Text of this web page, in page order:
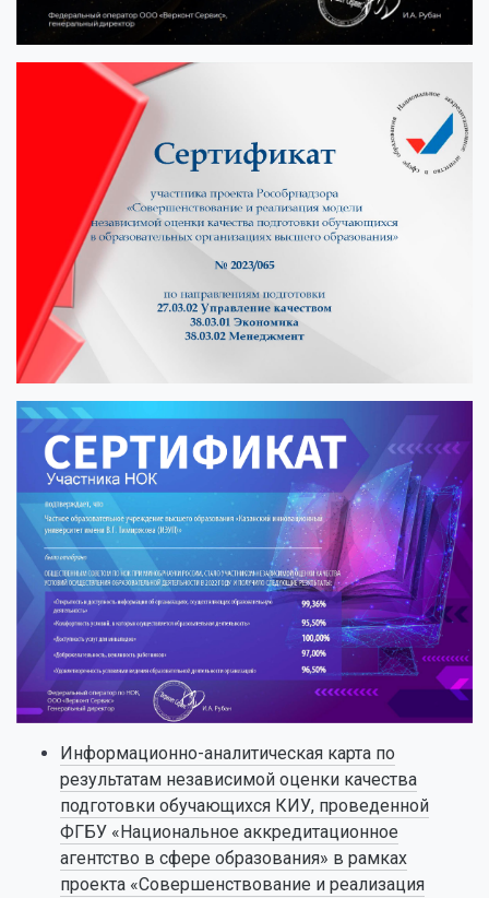
Информационно-аналитическая карта по
результатам независимой оценки качества
подготовки обучающихся КИУ, проведенной
ФГБУ «Национальное аккредитационное
агентство в сфере образования» в рамках
проекта «Совершенствование и реализация